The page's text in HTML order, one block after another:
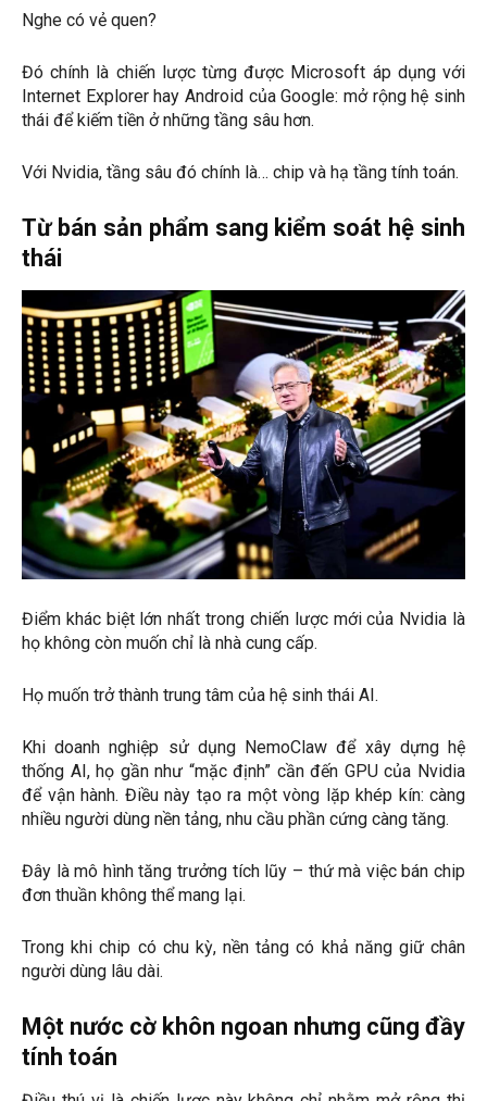
Nghe có vẻ quen?
Đó chính là chiến lược từng được Microsoft áp dụng với
Internet Explorer hay Android của Google: mở rộng hệ sinh
thái để kiếm tiền ở những tầng sâu hơn.
Với Nvidia, tầng sâu đó chính là… chip và hạ tầng tính toán.
Từ bán sản phẩm sang kiểm soát hệ sinh
thái
Điểm khác biệt lớn nhất trong chiến lược mới của Nvidia là
họ không còn muốn chỉ là nhà cung cấp.
Họ muốn trở thành trung tâm của hệ sinh thái AI.
Khi doanh nghiệp sử dụng NemoClaw để xây dựng hệ
thống AI, họ gần như “mặc định” cần đến GPU của Nvidia
để vận hành. Điều này tạo ra một vòng lặp khép kín: càng
nhiều người dùng nền tảng, nhu cầu phần cứng càng tăng.
Đây là mô hình tăng trưởng tích lũy – thứ mà việc bán chip
đơn thuần không thể mang lại.
Trong khi chip có chu kỳ, nền tảng có khả năng giữ chân
người dùng lâu dài.
Một nước cờ khôn ngoan nhưng cũng đầy
tính toán